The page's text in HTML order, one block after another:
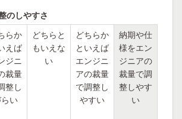
のしやすさ
らか
えば
ジニ
裁量
整し
い
どちらと
もいえな
い
どちらか
といえば
エンジニ
アの裁量
で調整し
やすい
納期や仕
様をエン
ジニアの
裁量で調
整しやす
い